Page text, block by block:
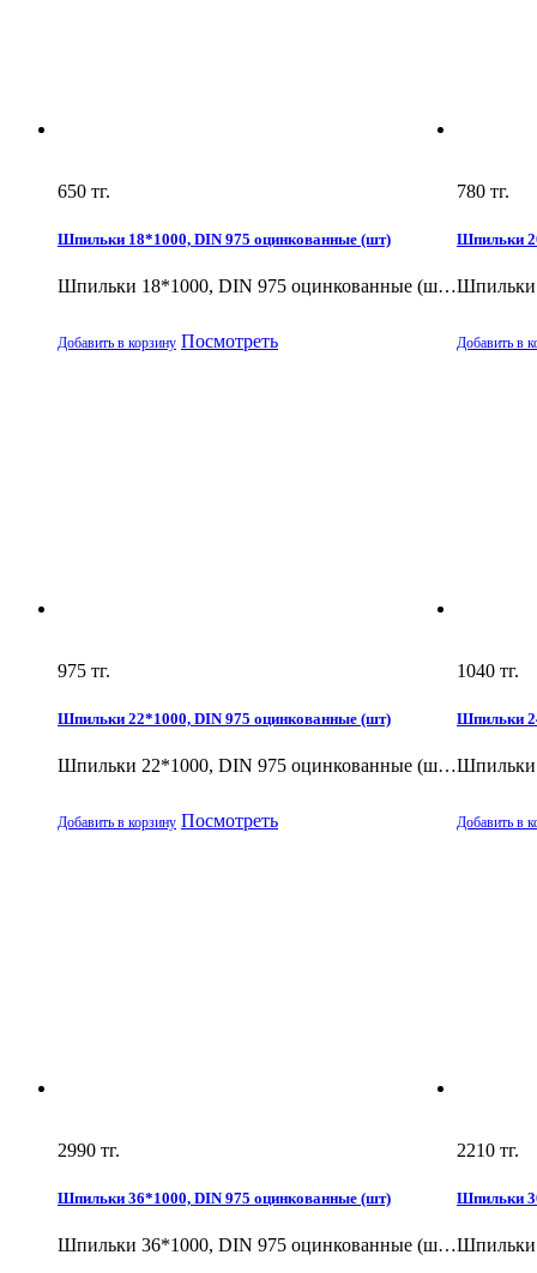
650 тг.
Шпильки 18*1000, DIN 975 оцинкованные (шт)
Шпильки 18*1000, DIN 975 оцинкованные (ш…
Добавить в корзину Посмотреть
780 тг.
Шпильки
Шпильки
Добавить в
975 тг.
Шпильки 22*1000, DIN 975 оцинкованные (шт)
Шпильки 22*1000, DIN 975 оцинкованные (ш…
Добавить в корзину Посмотреть
1040 тг.
Шпильки
Шпильки
Добавить в
2990 тг.
Шпильки 36*1000, DIN 975 оцинкованные (шт)
Шпильки 36*1000, DIN 975 оцинкованные (ш…
2210 тг.
Шпильки
Шпильки